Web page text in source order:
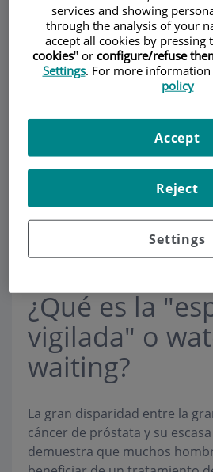
Vernet Sedo
UROLOGÍA
DescripciónServiciosEquipo
Pedir cita
"Espera
waiting?
¿Qué es la
vigilada" o
waiting?
La gran disparidad entre la
cáncer de próstata y su
demuestra que muchos
services and showing
through the analysis of your
accept all cookies by pressing
cookies" or configure/refuse
Settings. For more information
policy
Settings
Reject
Accept